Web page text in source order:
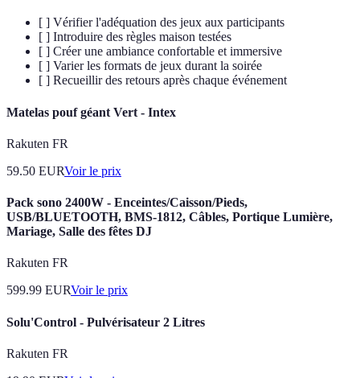
[ ] Vérifier l'adéquation des jeux aux participants
[ ] Introduire des règles maison testées
[ ] Créer une ambiance confortable et immersive
[ ] Varier les formats de jeux durant la soirée
[ ] Recueillir des retours après chaque événement
Matelas pouf géant Vert - Intex
Rakuten FR
59.50 EURVoir le prix
Pack sono 2400W - Enceintes/Caisson/Pieds,
USB/BLUETOOTH, BMS-1812, Câbles, Portique Lumière,
Mariage, Salle des fêtes DJ
Rakuten FR
599.99 EURVoir le prix
Solu'Control - Pulvérisateur 2 Litres
Rakuten FR